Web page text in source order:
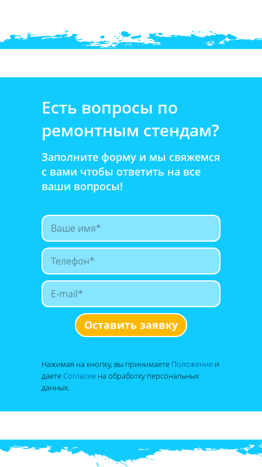
Есть вопросы по
ремонтным стендам?
Заполните форму и мы свяжемся
с вами чтобы ответить на все
ваши вопросы!
Оставить заявку
Нажимая на кнопку, вы принимаете Положение и
даетеСогласие на обработку персональных
данных.